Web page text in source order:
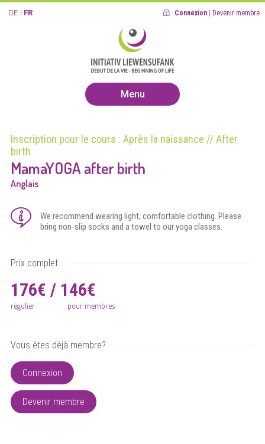
DE FR Connexion Devenir membre
Menu
Inscription pour le cours : Après la naissance // After
birth
MamaYOGA after birth
Anglais
We recommend wearing light, comfortable clothing. Please
bring non-slip socks and a towel to our yoga classes.
Prix complet
176€ / 146€
régulier pour membres
Vous êtes déjà membre?
Connexion
Devenir membre